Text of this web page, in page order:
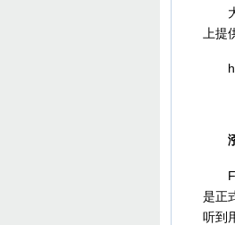
大
上
涨
是正
听到